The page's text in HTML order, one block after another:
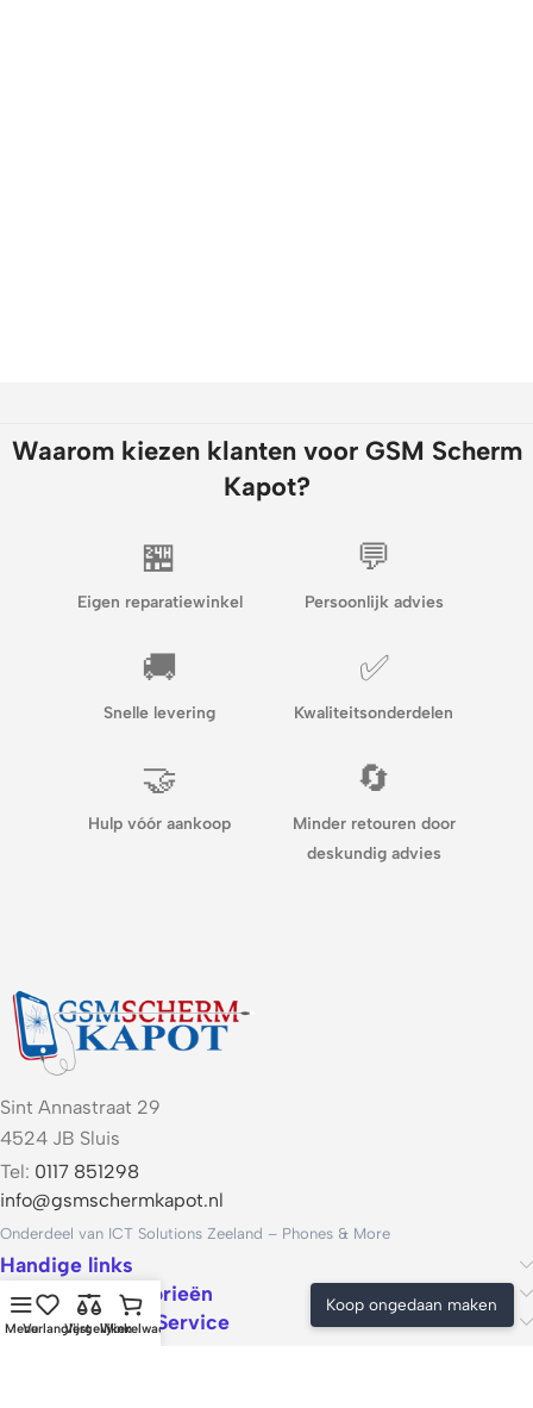
Waarom kiezen klanten voor GSM Scherm
Kapot?
🏪
Eigen reparatiewinkel
💬
Persoonlijk advies
🚚
Snelle levering
✅
Kwaliteitsonderdelen
🤝
Hulp vóór aankoop
🔄
Minder retouren door
deskundig advies
Sint Annastraat 29
4524 JB Sluis
Tel: 0117 851298
info@gsmschermkapot.nl
Onderdeel van ICT Solutions Zeeland – Phones & More
Handige links
Populaire categorieën
Voorwaarden & Service
MenuVerlanglijstVergelijkenWinkelwagen
Koop ongedaan maken